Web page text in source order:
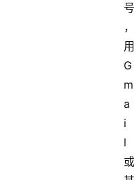
号
，
用
G
m
a
i
l
或